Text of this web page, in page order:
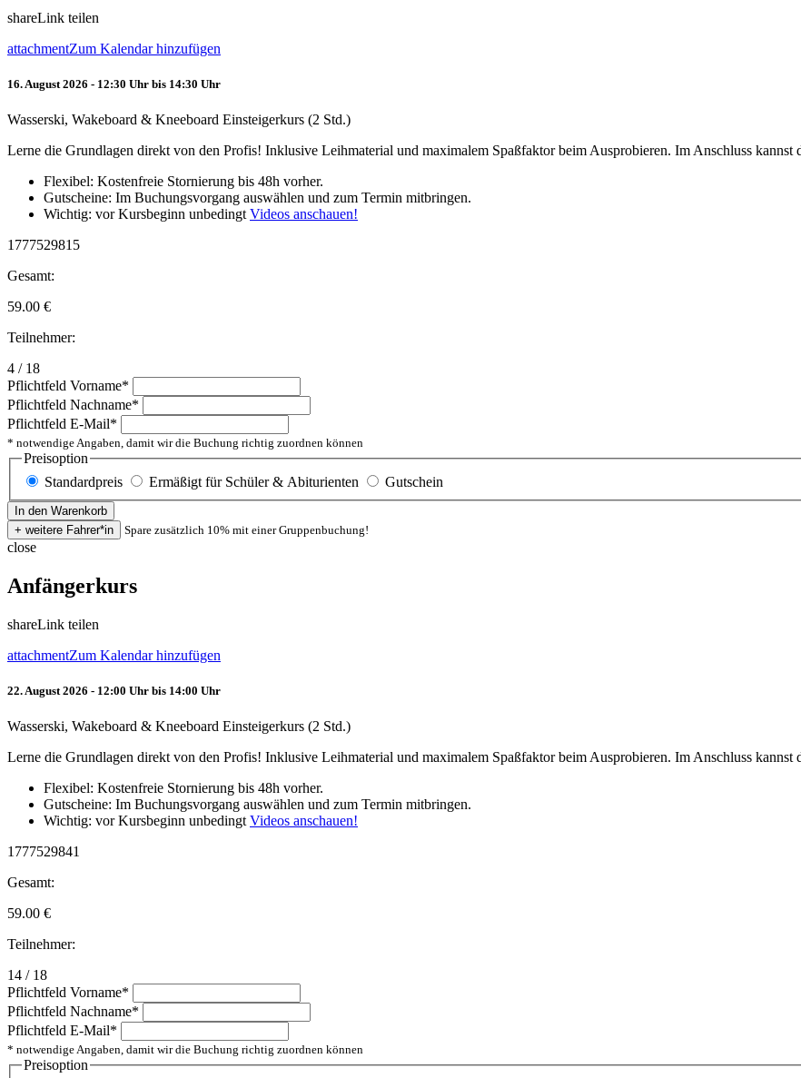
shareLink teilen
attachmentZum Kalendar hinzufügen
16. August 2026 - 12:30 Uhr bis 14:30 Uhr
Wasserski, Wakeboard & Kneeboard Einsteigerkurs (2 Std.)
Lerne die Grundlagen direkt von den Profis! Inklusive Leihmaterial und maximalem Spaßfaktor beim Ausprobieren. Im Anschluss kannst
Flexibel: Kostenfreie Stornierung bis 48h vorher.
Gutscheine: Im Buchungsvorgang auswählen und zum Termin mitbringen.
Wichtig: vor Kursbeginn unbedingt Videos anschauen!
1777529815
Gesamt:
59.00 €
Teilnehmer:
4 / 18
Pflichtfeld Vorname*
Pflichtfeld Nachname*
Pflichtfeld E-Mail*
* notwendige Angaben, damit wir die Buchung richtig zuordnen können
Preisoption
Standardpreis
Ermäßigt für Schüler & Abiturienten Gutschein
Spare zusätzlich 10% mit einer Gruppenbuchung!
close
Anfängerkurs
shareLink teilen
attachmentZum Kalendar hinzufügen
22. August 2026 - 12:00 Uhr bis 14:00 Uhr
Wasserski, Wakeboard & Kneeboard Einsteigerkurs (2 Std.)
Lerne die Grundlagen direkt von den Profis! Inklusive Leihmaterial und maximalem Spaßfaktor beim Ausprobieren. Im Anschluss kannst
Flexibel: Kostenfreie Stornierung bis 48h vorher.
Gutscheine: Im Buchungsvorgang auswählen und zum Termin mitbringen.
Wichtig: vor Kursbeginn unbedingt Videos anschauen!
1777529841
Gesamt:
59.00 €
Teilnehmer:
14 / 18
Pflichtfeld Vorname*
Pflichtfeld Nachname*
Pflichtfeld E-Mail*
* notwendige Angaben, damit wir die Buchung richtig zuordnen können
Preisoption